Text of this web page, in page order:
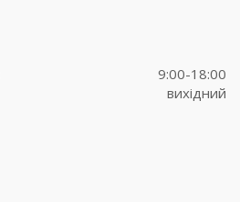
9:00-18:00
вихідний